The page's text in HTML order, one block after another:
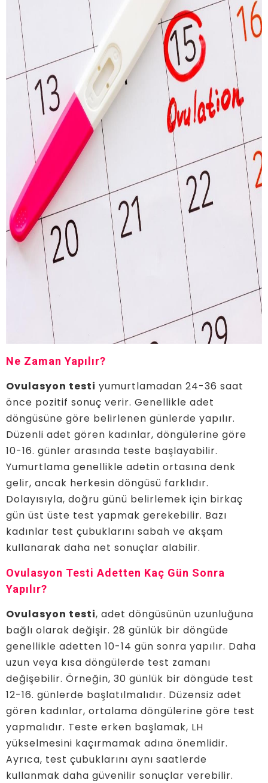
Ne Zaman Yapılır?
Ovulasyon testi yumurtlamadan 24-36 saat
önce pozitif sonuç verir. Genellikle adet
döngüsüne göre belirlenen günlerde yapılır.
Düzenli adet gören kadınlar, döngülerine göre
10-16. günler arasında teste başlayabilir.
Yumurtlama genellikle adetin ortasına denk
gelir, ancak herkesin döngüsü farklıdır.
Dolayısıyla, doğru günü belirlemek için birkaç
gün üst üste test yapmak gerekebilir. Bazı
kadınlar test çubuklarını sabah ve akşam
kullanarak daha net sonuçlar alabilir.
Ovulasyon Testi Adetten Kaç Gün Sonra
Yapılır?
Ovulasyon testi, adet döngüsünün uzunluğuna
bağlı olarak değişir. 28 günlük bir döngüde
genellikle adetten 10-14 gün sonra yapılır. Daha
uzun veya kısa döngülerde test zamanı
değişebilir. Örneğin, 30 günlük bir döngüde test
12-16. günlerde başlatılmalıdır. Düzensiz adet
gören kadınlar, ortalama döngülerine göre test
yapmalıdır. Teste erken başlamak, LH
yükselmesini kaçırmamak adına önemlidir.
Ayrıca, test çubuklarını aynı saatlerde
kullanmak daha güvenilir sonuçlar verebilir.